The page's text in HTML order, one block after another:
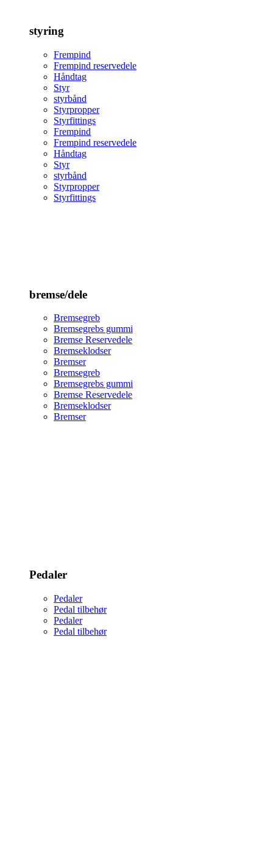
styring
Frempind
Frempind reservedele
Håndtag
Styr
styrbånd
Styrpropper
Styrfittings
Frempind
Frempind reservedele
Håndtag
Styr
styrbånd
Styrpropper
Styrfittings
bremse/dele
Bremsegreb
Bremsegrebs gummi
Bremse Reservedele
Bremseklodser
Bremser
Bremsegreb
Bremsegrebs gummi
Bremse Reservedele
Bremseklodser
Bremser
Pedaler
Pedaler
Pedal tilbehør
Pedaler
Pedal tilbehør